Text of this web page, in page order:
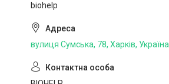
biohelp
вулиця Сумська, 78, Харків, Україна